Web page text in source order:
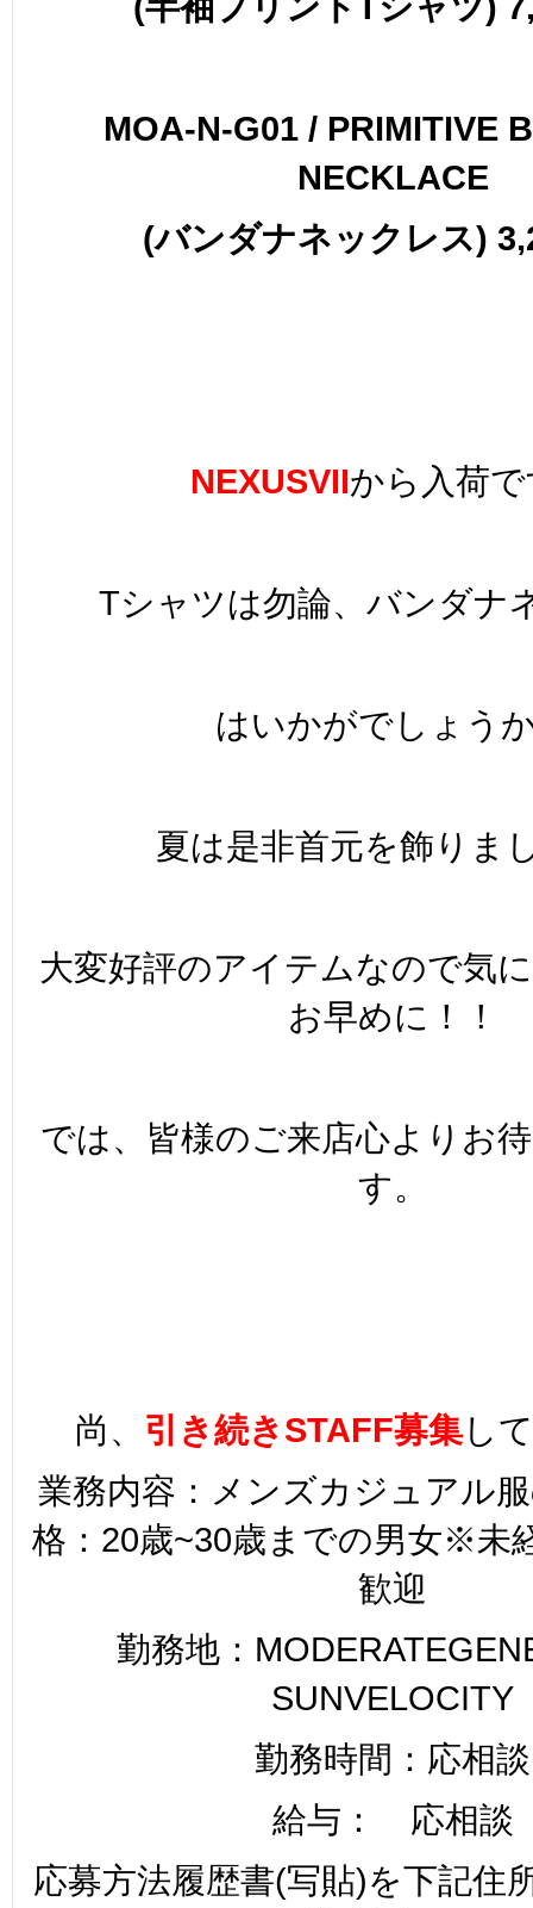
MOA-N-G01 / PRIMITIVE
NECKLACE
(バンダナネックレス)
NEXUSVIIから入荷
Tシャツは勿論、バンダナ
はいかがでしょう
夏は是非首元を飾りま
大変好評のアイテムなので気
お早めに！！
では、皆様のご来店心よりお
す。
尚、 引き続きSTAFF募集し
業務内容：メンズカジュアル
格：20歳~30歳までの男女※未
歓迎
勤務地：
SUNVELOCITY
勤務時間：応相談
給与： 応相談
応募方法履歴書(写貼)を下記住